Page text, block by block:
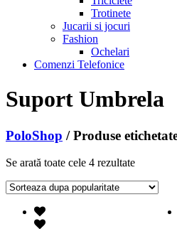
Trotinete
Jucarii si jocuri
Fashion
Ochelari
Comenzi Telefonice
Suport Umbrela
PoloShop / Produse
Se arată toate cele 4 rezultate